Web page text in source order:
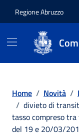
Regione Abruzzo
Home / Novità /
/ divieto di
tasso compreso
del 19 e 20/03/